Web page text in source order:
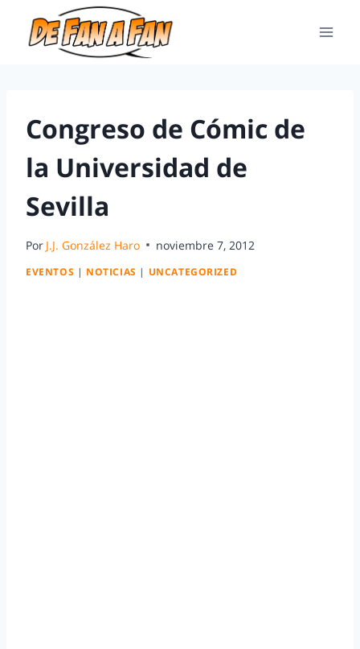
Congreso de Cómic de
la Universidad de
Sevilla
Por J.J. González Haro noviembre 7, 2012
EVENTOS | NOTICIAS | UNCATEGORIZED